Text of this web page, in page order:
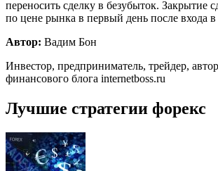
переносить сделку в безубыток. Закрытие
по цене рынка в первый день после входа
Автор: Вадим Бон
Инвестор, предприниматель, трейдер,
финансового блога internetboss.ru
Лучшие стратегии форекс